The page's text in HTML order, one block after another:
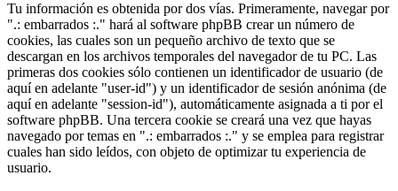
Tu información es obtenida por dos vías. Primeramente, navegar por
".: embarrados :." hará al software phpBB crear un número de
cookies, las cuales son un pequeño archivo de texto que se
descargan en los archivos temporales del navegador de tu PC. Las
primeras dos cookies sólo contienen un identificador de usuario (de
aquí en adelante "user-id") y un identificador de sesión anónima (de
aquí en adelante "session-id"), automáticamente asignada a ti por el
software phpBB. Una tercera cookie se creará una vez que hayas
navegado por temas en ".: embarrados :." y se emplea para registrar
cuales han sido leídos, con objeto de optimizar tu experiencia de
usuario.